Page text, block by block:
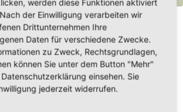
- Hortus-Netzwerk.de unterstützt durch phpBB
|Datenschutz Social Media Nutzungsbedingungen
werden diese Funktionen aktiviert
der Einwilligung verarbeiten wir
Drittunternehmen Ihre
Daten für verschiedene Zwecke.
zu Zweck, Rechtsgrundlagen,
können Sie unter dem Button "Mehr"
einsehen. Sie
jederzeit widerrufen.